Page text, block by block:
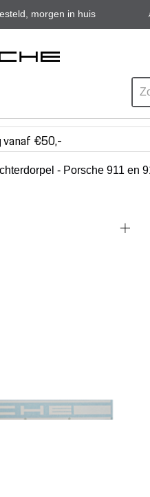
morgen in huis
vanaf €50,-
- Porsche 911 en